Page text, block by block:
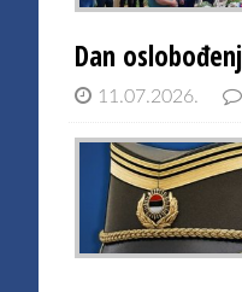
Dan
11.07.2026.